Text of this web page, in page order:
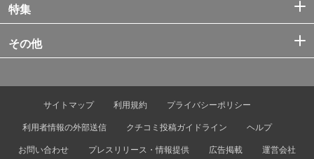
特集
その他
サイトマップ 利用規約
プライバシーポリシー
利用者情報の外部送信
クチコミ投稿ガイドライン
ヘルプ
お問い合わせ
プレスリリース・情報提供 広告掲載 運営会社